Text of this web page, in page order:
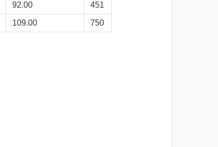
92.00 451
109.00 750